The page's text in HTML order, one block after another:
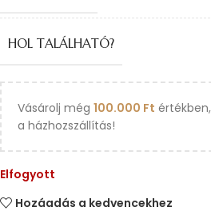
HOL TALÁLHATÓ?
Vásárolj még 100.000 Ft
a házhozszállítás!
Elfogyott
Hozáadás a kedvencekhez